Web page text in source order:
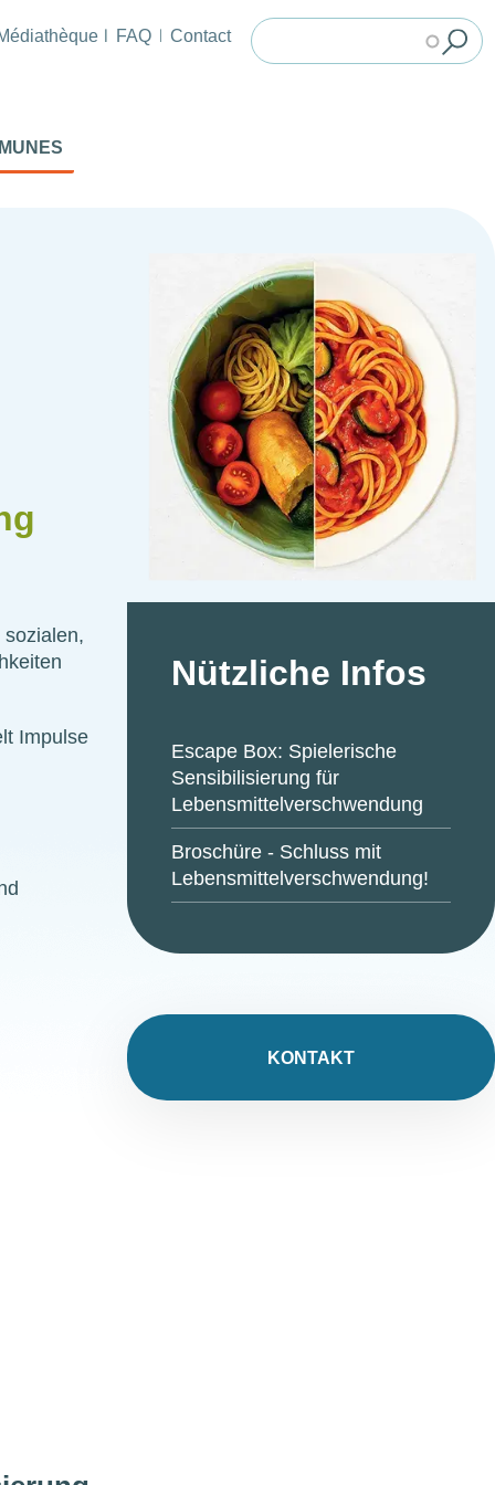
FAQ Contact
Impulse
Nützliche Infos
Escape Box: Spielerische
Sensibilisierung für
Lebensmittelverschwendung
Broschüre - Schluss mit
Lebensmittelverschwendung!
KONTAKT